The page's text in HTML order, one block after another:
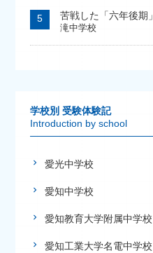
苦戦した「六年後期」
滝中学校
学校別 受験体験記
Introduction by school
愛光中学校
愛知中学校
愛知教育大学附属中学校
愛知工業大学名電中学校